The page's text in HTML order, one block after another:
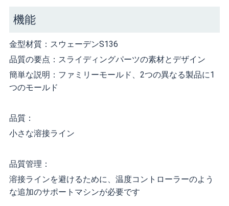
機能
金型材質：スウェーデンS136
品質の要点：スライディングパーツの素材とデザイン
簡単な説明：ファミリーモールド、2つの異なる製品に1
つのモールド
品質：
小さな溶接ライン
品質管理：
溶接ラインを避けるために、温度コントローラーのよう
な追加のサポートマシンが必要です